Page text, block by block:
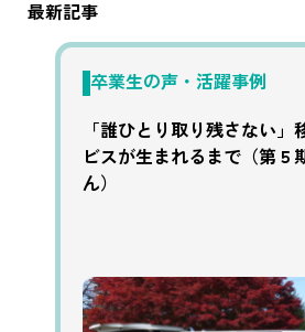
最新記事
卒業生の声・活躍事例
「誰ひとり取り残さない」
ビスが生まれるまで（第５
ん）